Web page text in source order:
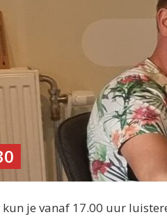
je vanaf 17.00 uur